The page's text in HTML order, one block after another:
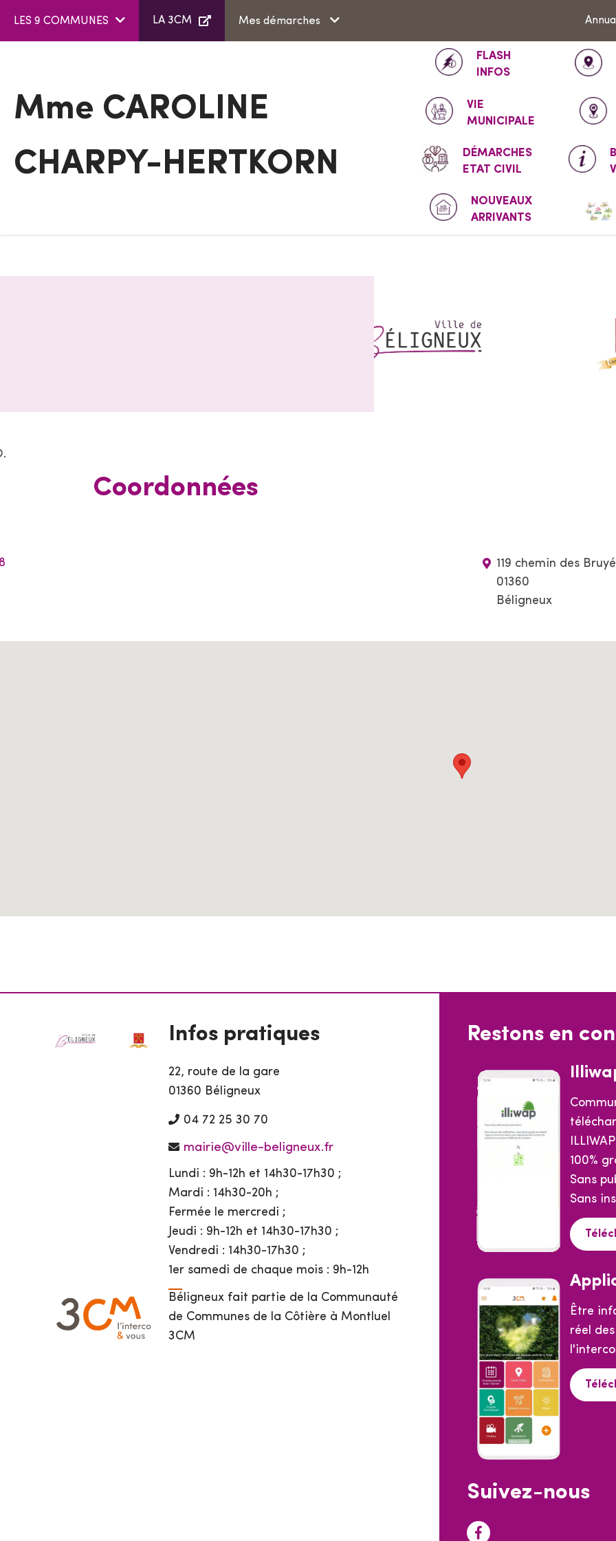
LES 9 COMMUNES LA 3CM Mes démarches
Mme CAROLINE
CHARPY-HERTKORN
FLASH
INFOS
VIE
MUNICIPALE
DÉMARCHES
ETAT CIVIL
NOUVEAUX
ARRIVANTS
Coordonnées
119 chemin des
01360
Béligneux
Infos pratiques
22, route de la gare
01360 Béligneux
04 72 25 30 70
mairie@ville-beligneux.fr
Lundi : 9h-12h et 14h30-17h30 ;
Mardi : 14h30-20h ;
Fermée le mercredi ;
Jeudi : 9h-12h et 14h30-17h30 ;
Vendredi : 14h30-17h30 ;
1er samedi de chaque mois : 9h-12h
Béligneux fait partie de la Communauté
de Communes de la Côtière à Montluel
3CM
Restons en
ILLIWAP
100%
Sans
Sans
Être
réel
Suivez-nous